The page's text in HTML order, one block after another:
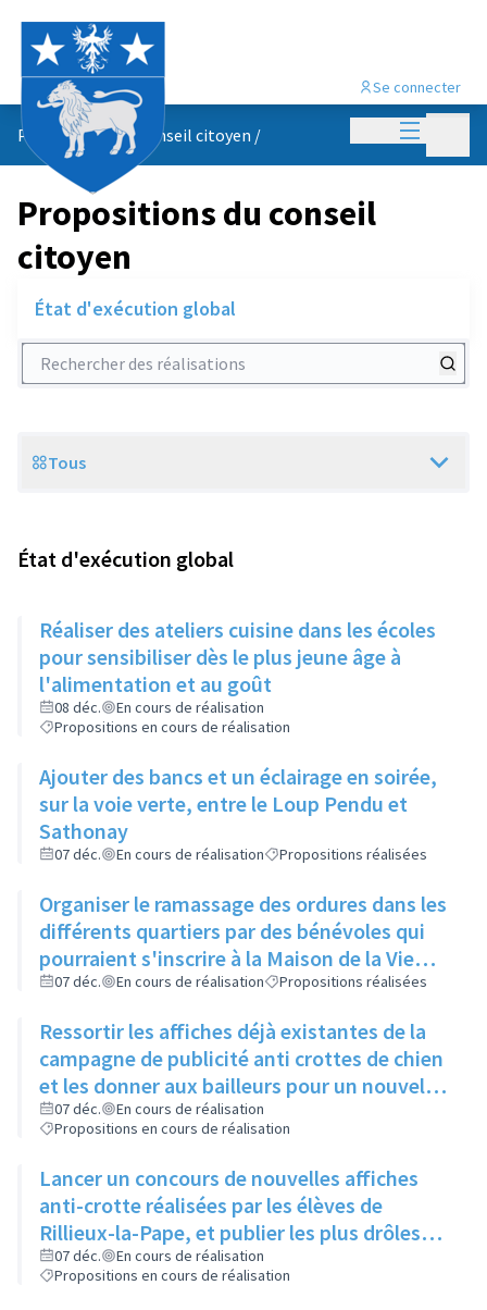
Menu
Se connecter
Propositions du conseil citoyen /
Propositions du conseil
citoyen
État d'exécution global
Rechercher des réalisations
Scope
Tous
État d'exécution global
Réaliser des ateliers cuisine dans les écoles
pour sensibiliser dès le plus jeune âge à
l'alimentation et au goût
08 déc.
En cours de réalisation
Propositions en cours de réalisation
Ajouter des bancs et un éclairage en soirée,
sur la voie verte, entre le Loup Pendu et
Sathonay
07 déc. En cours de réalisation Propositions réalisées
Organiser le ramassage des ordures dans les
différents quartiers par des bénévoles qui
pourraient s'inscrire à la Maison de la Vie
Locale
07 déc. En cours de réalisation Propositions réalisées
Ressortir les affiches déjà existantes de la
campagne de publicité anti crottes de chien
et les donner aux bailleurs pour un nouvel
affichage, les remettre également dans le
Rilliard
07 déc.
En cours de réalisation
Propositions en cours de réalisation
Lancer un concours de nouvelles affiches
anti-crotte réalisées par les élèves de
Rillieux-la-Pape, et publier les plus drôles
sur les réseaux sociaux de la ville
07 déc.
En cours de réalisation
Propositions en cours de réalisation